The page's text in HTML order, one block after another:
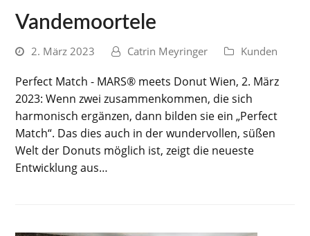
Vandemoortele
2. März 2023 Catrin Meyringer Kunden
Perfect Match - MARS® meets Donut Wien, 2. März
2023: Wenn zwei zusammenkommen, die sich
harmonisch ergänzen, dann bilden sie ein „Perfect
Match“. Das dies auch in der wundervollen, süßen
Welt der Donuts möglich ist, zeigt die neueste
Entwicklung aus…